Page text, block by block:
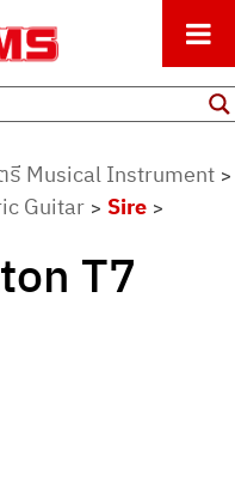
ถึงมืออาชีพ
รี Musical Instrument >
Guitar > Sire >
T7